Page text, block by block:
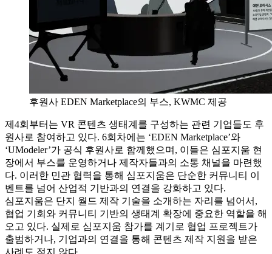
후원사 EDEN Marketplace의 부스, KWMC 제공
제4회부터는 VR 콘텐츠 생태계를 구성하는 관련 기업들도 후
원사로 참여하고 있다. 6회차에는 ‘EDEN Marketplace’와
‘UModeler’가 공식 후원사로 함께했으며, 이들은 심포지움 현
장에서 부스를 운영하거나 제작자들과의 소통 채널을 마련했
다. 이러한 민관 협력을 통해 심포지움은 단순한 커뮤니티 이
벤트를 넘어 산업적 기반과의 연결을 강화하고 있다.
심포지움은 단지 월드 제작 기술을 소개하는 자리를 넘어서,
협업 기회와 커뮤니티 기반의 생태계 확장에 중요한 역할을 해
오고 있다. 실제로 심포지움 참가를 계기로 협업 프로젝트가
출범하거나, 기업과의 연결을 통해 콘텐츠 제작 지원을 받은
사례도 적지 않다.